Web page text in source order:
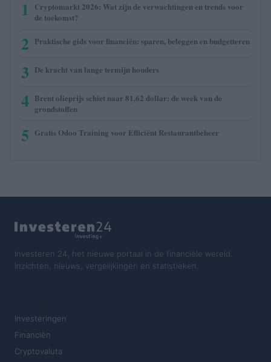
1
Cryptomarkt 2026: Wat zijn de verwachtingen en trends voor
de toekomst?
2 Praktische gids voor financiën: sparen, beleggen en budgetteren
3 De kracht van lange termijn houders
4 Brent olieprijs schiet naar 81,62 dollar: de week van de
grondstoffen
5 Gratis Odoo Training voor Efficiënt Restaurantbeheer
Investeren 24, het nieuwe portaal in de financiële wereld.
Inzichten, nieuws, vergelijkingen en statistieken.
Investeringen
Financiën
Cryptovaluta